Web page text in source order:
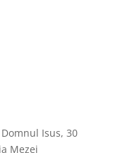
Isus, 30
Mezei